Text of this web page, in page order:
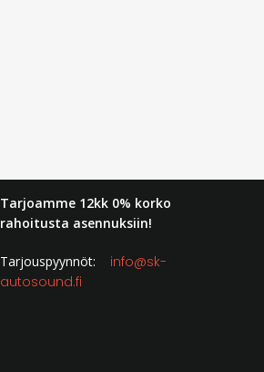
Tarjoamme 12kk 0% korko
rahoitusta asennuksiin!
Tarjouspyynnöt: info@sk-
autosound.fi